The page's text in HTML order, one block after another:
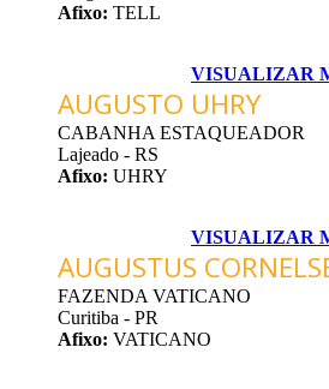
Afixo: TELL
VISUALIZAR
AUGUSTO UHRY
CABANHA ESTAQUEADOR
Lajeado - RS
Afixo: UHRY
VISUALIZAR
AUGUSTUS
FAZENDA VATICANO
Curitiba - PR
Afixo: VATICANO